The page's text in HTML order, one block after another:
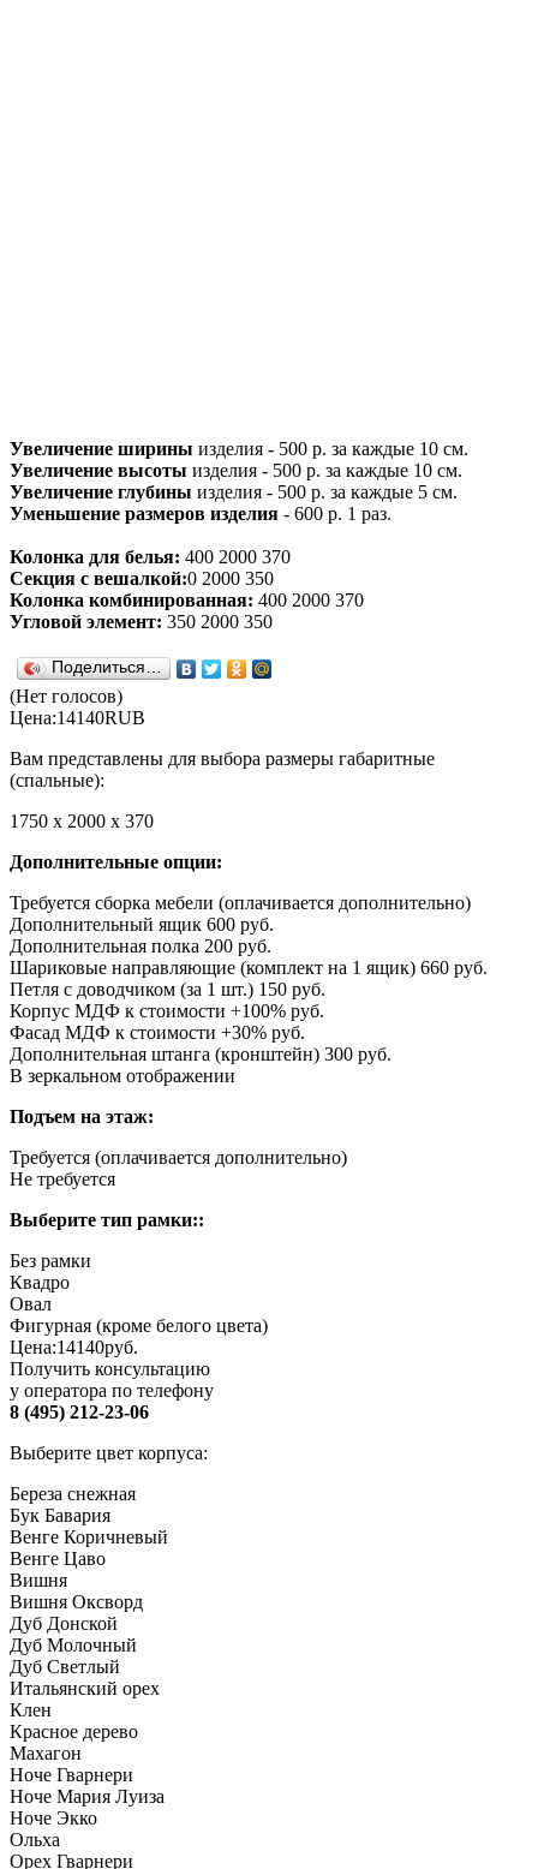
Увеличение ширины изделия - 500 р. за каждые 10 см.
Увеличение высоты изделия - 500 р. за каждые 10 см.
Увеличение глубины изделия - 500 р. за каждые 5 см.
Уменьшение размеров изделия - 600 р. 1 раз.
Колонка для белья: 400 2000 370
Секция с вешалкой:0 2000 350
Колонка комбинированная: 400 2000 370
Угловой элемент: 350 2000 350
Поделиться…
(Нет голосов)
Цена:14140RUB
Вам представлены для выбора размеры габаритные
(спальные):
1750 х 2000 х 370
Дополнительные опции:
Требуется сборка мебели (оплачивается дополнительно)
Дополнительный ящик 600 руб.
Дополнительная полка 200 руб.
Шариковые направляющие (комплект на 1 ящик) 660 руб.
Петля с доводчиком (за 1 шт.) 150 руб.
Корпус МДФ к стоимости +100% руб.
Фасад МДФ к стоимости +30% руб.
Дополнительная штанга (кронштейн) 300 руб.
В зеркальном отображении
Подъем на этаж:
Требуется (оплачивается дополнительно)
Не требуется
Выберите тип рамки::
Без рамки
Квадро
Овал
Фигурная (кроме белого цвета)
Цена:14140руб.
Получить консультацию
у оператора по телефону
8 (495) 212-23-06
Выберите цвет корпуса:
Береза снежная
Бук Бавария
Венге Коричневый
Венге Цаво
Вишня
Вишня Оксворд
Дуб Донской
Дуб Молочный
Дуб Светлый
Итальянский орех
Клен
Красное дерево
Махагон
Ноче Гварнери
Ноче Мария Луиза
Ноче Экко
Ольха
Орех Гварнери